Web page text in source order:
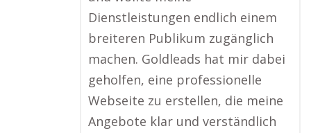
Dienstleistungen endlich einem
breiteren Publikum zugänglich
machen. Goldleads hat mir dabei
geholfen, eine professionelle
Webseite zu erstellen, die meine
Angebote klar und verständlich